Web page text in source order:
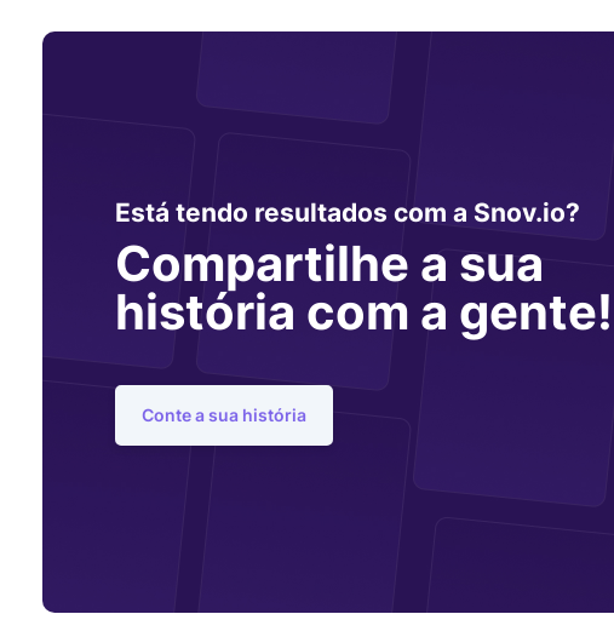
Está tendo resultados com a Snov.io?
Compartilhe a sua
história com a gente!
Conte a sua história